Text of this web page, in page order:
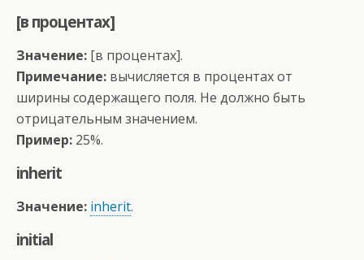
[в процентах]
Значение: [в процентах].
Примечание: вычисляется в процентах от
ширины содержащего поля. Не должно быть
отрицательным значением.
Пример: 25%.
inherit
Значение: inherit.
initial